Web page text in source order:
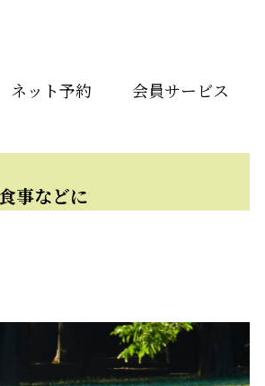
ネット予約 会員サービス
事などに